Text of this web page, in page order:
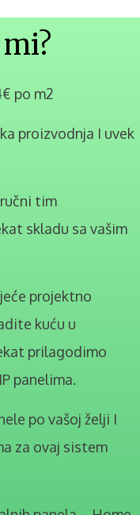
po m2
proizvodnja I uvek
tim
skladu sa vašim
projektno
kuću u
prilagodimo
panelima.
po vašoj želji I
za ovaj sistem